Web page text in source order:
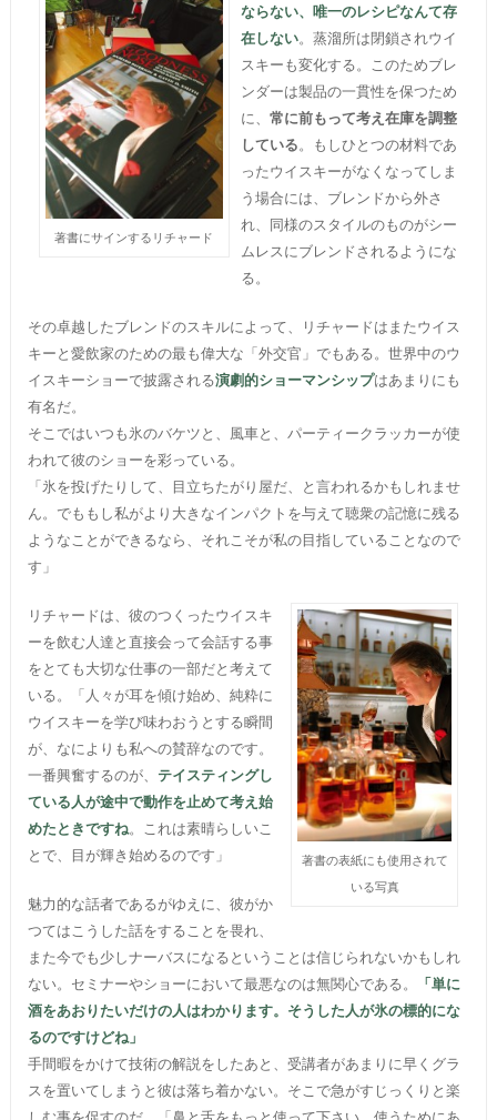
著書にサインするリチャード
ならない、唯一のレシピなんて存
在しない。蒸溜所は閉鎖されウイ
スキーも変化する。このためブレ
ンダーは製品の一貫性を保つため
に、 常に前もって考え在庫を調整
している 。もしひとつの材料であ
ったウイスキーがなくなってしま
う場合には、ブレンドから外さ
れ、同様のスタイルのものがシー
ムレスにブレンドされるようにな
る。
その卓越したブレンドのスキルによって、リチャードはまたウイス
キーと愛飲家のための最も偉大な「外交官」でもある。世界中のウ
イスキーショーで披露される演劇的ショーマンシップはあまりにも
有名だ。
そこではいつも氷のバケツと、風車と、パーティークラッカーが使
われて彼のショーを彩っている。
「氷を投げたりして、目立ちたがり屋だ、と言われるかもしれませ
ん。でももし私がより大きなインパクトを与えて聴衆の記憶に残る
ようなことができるなら、それこそが私の目指していることなので
す」
著書の表紙にも使用されて
いる写真
リチャードは、彼のつくったウイスキ
ーを飲む人達と直接会って会話する事
をとても大切な仕事の一部だと考えて
いる。「人々が耳を傾け始め、純粋に
ウイスキーを学び味わおうとする瞬間
が、なによりも私への賛辞なのです。
一番興奮するのが、 テイスティングし
ている人が途中で動作を止めて考え始
めたときですね。これは素晴らしいこ
とで、目が輝き始めるのです」
魅力的な話者であるがゆえに、彼がか
つてはこうした話をすることを畏れ、
また今でも少しナーバスになるということは信じられないかもしれ
ない。セミナーやショーにおいて最悪なのは無関心である。
「単に
酒をあおりたいだけの人はわかります。そうした人が氷の標的にな
るのですけどね」
手間暇をかけて技術の解説をしたあと、受講者があまりに早くグラ
スを置いてしまうと彼は落ち着かない。そこで急がすじっくりと楽